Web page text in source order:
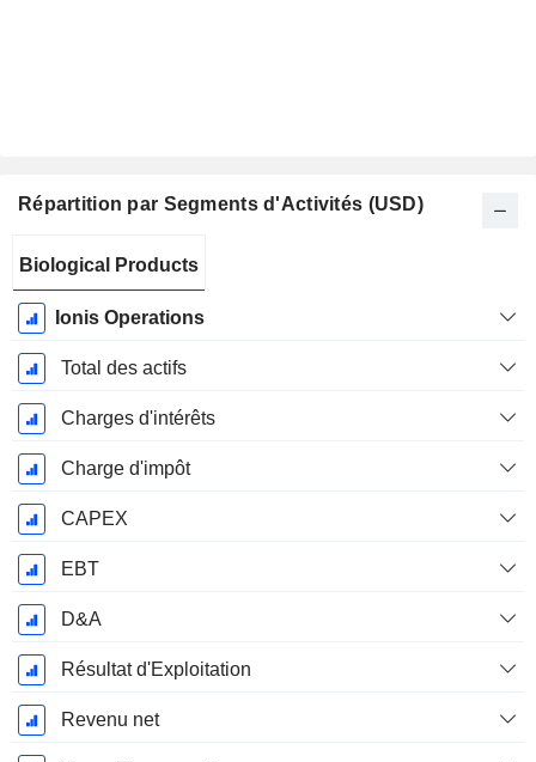
Répartition par Segments d'Activités (USD)
Fiscale:
Décembre
Biological Products
Ionis Operations
Total des actifs
Charges d'intérêts
Charge d'impôt
CAPEX
EBT
D&A
Résultat d'Exploitation
Revenu net